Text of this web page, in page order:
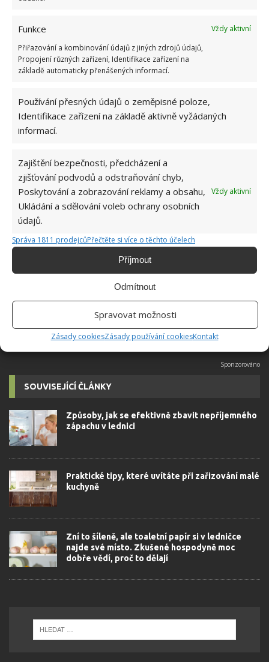
Funkce
Vždy aktivní
Přiřazování a kombinování údajů z jiných zdrojů údajů,
Propojení různých zařízení, Identifikace zařízení na
základě automaticky přenášených informací.
Používání přesných údajů o zeměpisné poloze,
Identifikace zařízení na základě aktivně vyžádaných
informací.
Zajištění bezpečnosti, předcházení a
zjišťování podvodů a odstraňování chyb,
Poskytování a zobrazování reklamy a obsahu,
Ukládání a sdělování voleb ochrany osobních
údajů.
Vždy aktivní
Správa 1811 prodejcůPřečtěte si více o těchto účelech
Příjmout
Odmítnout
Spravovat možnosti
Zásady cookiesZásady používání cookiesKontakt
ELEKTŘINA LEDNIČKA ÚSPORA ENERGIE
univerzity, který je již od malička
velkým kutilem. V podstatě vše, co je
možné najít v j...
SOUVISEJÍCÍ ČLÁNKY
Způsoby, jak se efektivně zbavit nepříjemného
zápachu v lednici
Praktické tipy, které uvítáte při zařizování malé
kuchyně
Zní to šíleně, ale toaletní papír si v ledničce
najde své místo. Zkušené hospodyně moc
dobře vědí, proč to dělají